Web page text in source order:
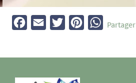
FacebookEmail Twitter PinterestWhatsApp
Partager